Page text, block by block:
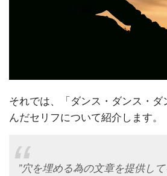
それでは、「ダンス・ダンス・
んだセリフについて紹介します。
”穴を埋める為の文章を提供し